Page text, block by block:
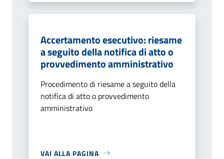
Accertamento esecutivo: riesame
a seguito della notifica di atto o
provvedimento amministrativo
Procedimento di riesame a seguito della
notifica di atto o provvedimento
amministrativo
VAI ALLA PAGINA